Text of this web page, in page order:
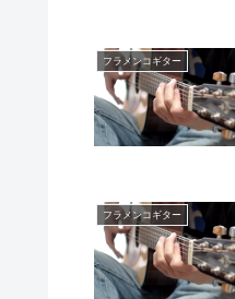
フラメンコギター
フラメンコギター